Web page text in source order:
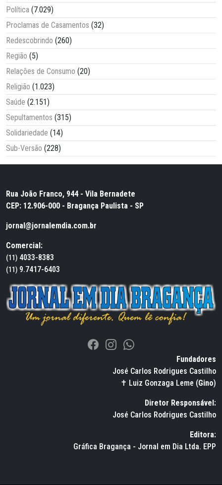
Política (7.029)
Proclamas de Casamentos (32)
Redescobrindo (260)
Região (5)
Relações de Consumo (20)
Religião (1.023)
Saúde (2.151)
Sepultamentos (315)
Solidariedade (14)
Sub-Versão (228)
Rua João Franco, 944 - Vila Bernadete
CEP: 12.906-000 - Bragança Paulista - SP
jornal@jornalemdia.com.br
Comercial:
(11) 4033-8383
(11) 9.7417-6403
Fundadores
José Carlos Rodrigues Castilho
✝ Luiz Gonzaga Leme (Gino)
Diretor Responsável:
José Carlos Rodrigues Castilho
Editora:
Gráfica Bragança - Jornal em Dia Ltda. EPP